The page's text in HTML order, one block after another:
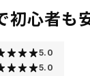
初心者も
5.0
5.0